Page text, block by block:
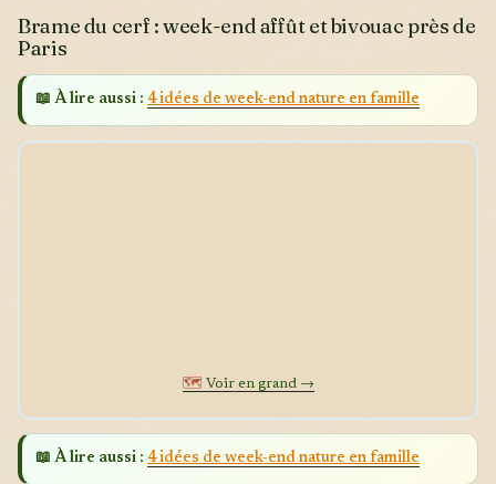
Brame du cerf : week-end affût et bivouac près de
Paris
📖 À lire aussi : 4 idées de week-end nature en famille
🗺️ Voir en grand →
📖 À lire aussi : 4 idées de week-end nature en famille